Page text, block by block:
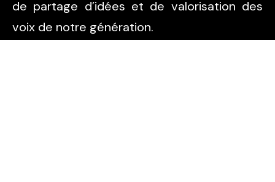
de partage d’idées et de valorisation des
voix de notre génération.